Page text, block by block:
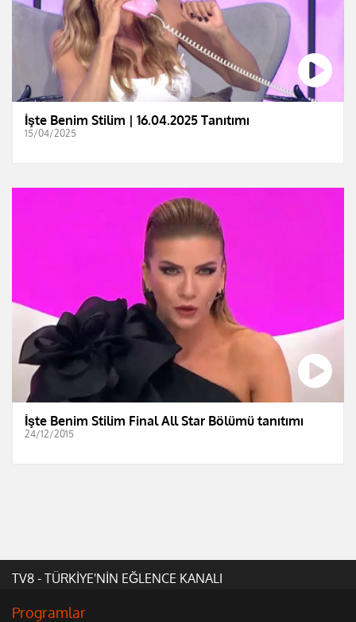
İşte Benim Stilim | 16.04.2025 Tanıtımı
15/04/2025
İşte Benim Stilim Final All Star Bölümü tanıtımı
24/12/2015
TV8 - TÜRKİYE'NİN EĞLENCE KANALI
Programlar